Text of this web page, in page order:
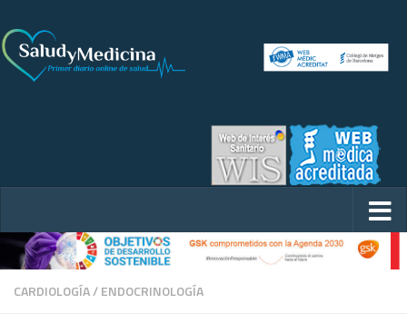
CARDIOLOGÍA/ENDOCRINOLOGÍA